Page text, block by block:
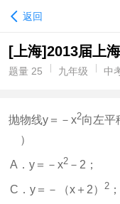
返回
[上海]2013届上
题量 25 九年级 中
抛物线y＝－x2向左平
）
A．y＝－x2 －2；
C．y＝－（x＋2） 2 ；